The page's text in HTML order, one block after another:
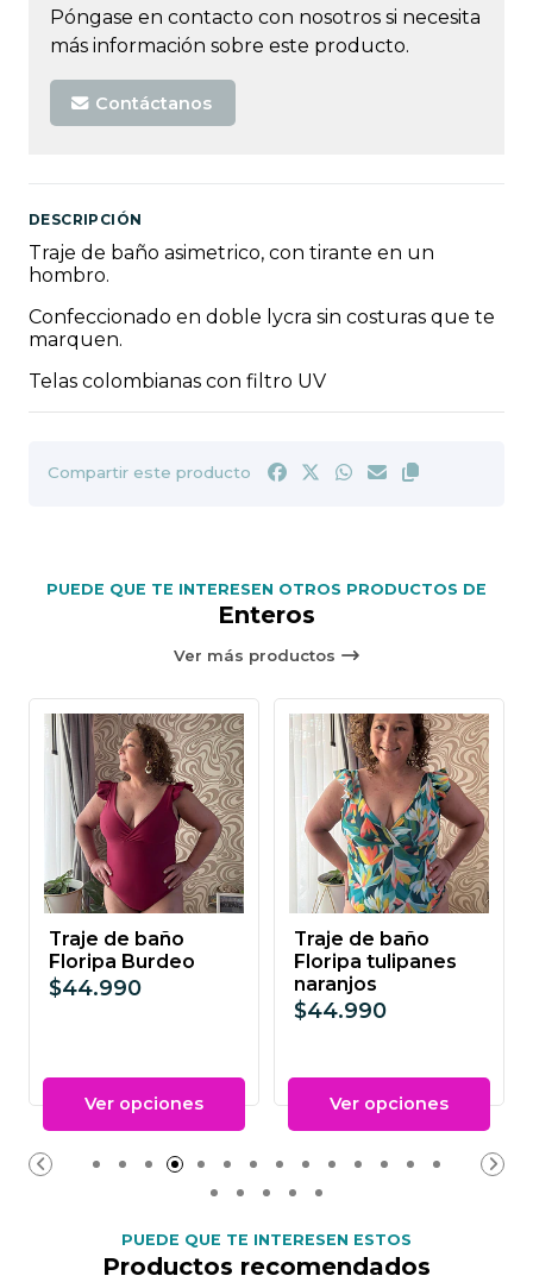
Póngase en contacto con nosotros si necesita
más información sobre este producto.
Contáctanos
DESCRIPCIÓN
Traje de baño asimetrico, con tirante en un
hombro.
Confeccionado en doble lycra sin costuras que te
marquen.
Telas colombianas con filtro UV
Compartir este producto
PUEDE QUE TE INTERESEN OTROS PRODUCTOS DE
Enteros
Ver más productos
Traje de baño
Floripa Burdeo
$44.990
Ver opciones
Traje de baño
Floripa tulipanes
naranjos
$44.990
Ver opciones
PUEDE QUE TE INTERESEN ESTOS
Productos recomendados